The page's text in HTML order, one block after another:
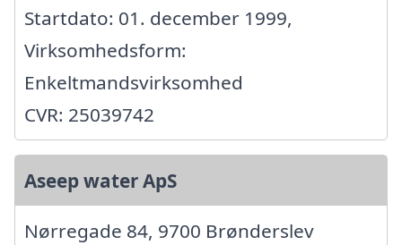
Startdato: 01. december 1999,
Virksomhedsform:
Enkeltmandsvirksomhed
CVR: 25039742
Aseep water ApS
Nørregade 84, 9700 Brønderslev